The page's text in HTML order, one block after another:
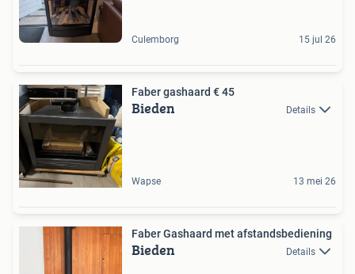
Culemborg 15 jul 26
Faber gashaard € 45
Bieden Details
Wapse 13 mei 26
Faber Gashaard met afstandsbediening
Bieden Details